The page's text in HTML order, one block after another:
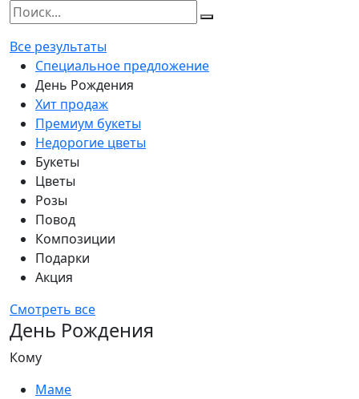
Все результаты
Специальное предложение
День Рождения
Хит продаж
Премиум букеты
Недорогие цветы
Букеты
Цветы
Розы
Повод
Композиции
Подарки
Акция
Смотреть все
День Рождения
Кому
Маме